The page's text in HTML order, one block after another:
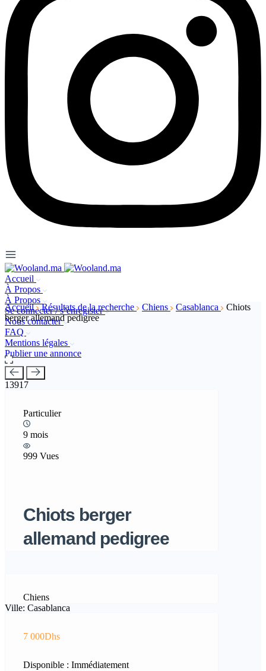
Accueil
À Propos
À Propos
Se connecter / s’enregister
Nous contacter
FAQ
Mentions légales
Publier une annonce
Accueil Résultats de la recherche Chiens Casablanca
Chiots
berger allemand pedigree
13917
Particulier
9 mois
999 Vues
Chiots berger
allemand pedigree
Chiens
Ville: Casablanca
7 000Dhs
Disponible : Immédiatement